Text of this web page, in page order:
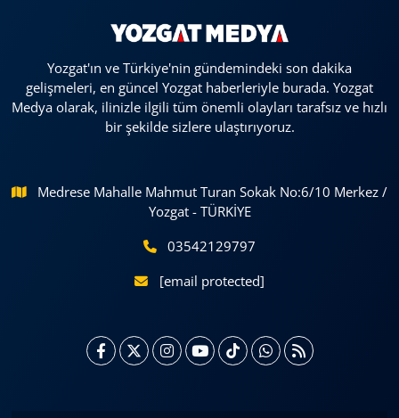
Yozgat'ın ve Türkiye'nin gündemindeki son dakika
gelişmeleri, en güncel Yozgat haberleriyle burada. Yozgat
Medya olarak, ilinizle ilgili tüm önemli olayları tarafsız ve hızlı
bir şekilde sizlere ulaştırıyoruz.
Medrese Mahalle Mahmut Turan Sokak No:6/10 Merkez /
Yozgat - TÜRKİYE
03542129797
[email protected]